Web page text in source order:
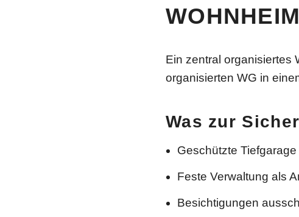
Ein zentral organisiertes
organisierten WG in
Was zur
Geschützte
Feste Verwaltung als
Besichtigungen